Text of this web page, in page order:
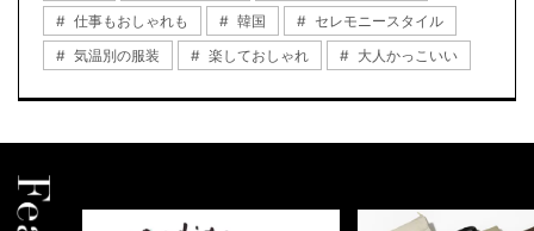
仕事もおしゃれも
韓国
セレモニースタイル
気温別の服装
楽しておしゃれ 大人かっこいい